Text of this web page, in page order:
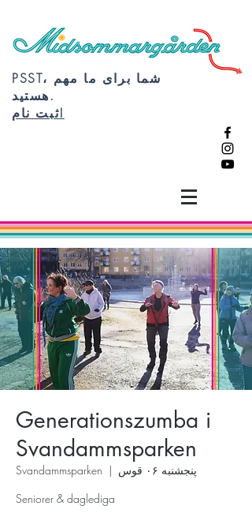
PSST، شما برای ما مهم
هستید.
ثبت نام!
Generationszumba i
Svandammsparken
پنجشنبه ۰۶ قوس
  |
Svandammsparken
Seniorer & daglediga